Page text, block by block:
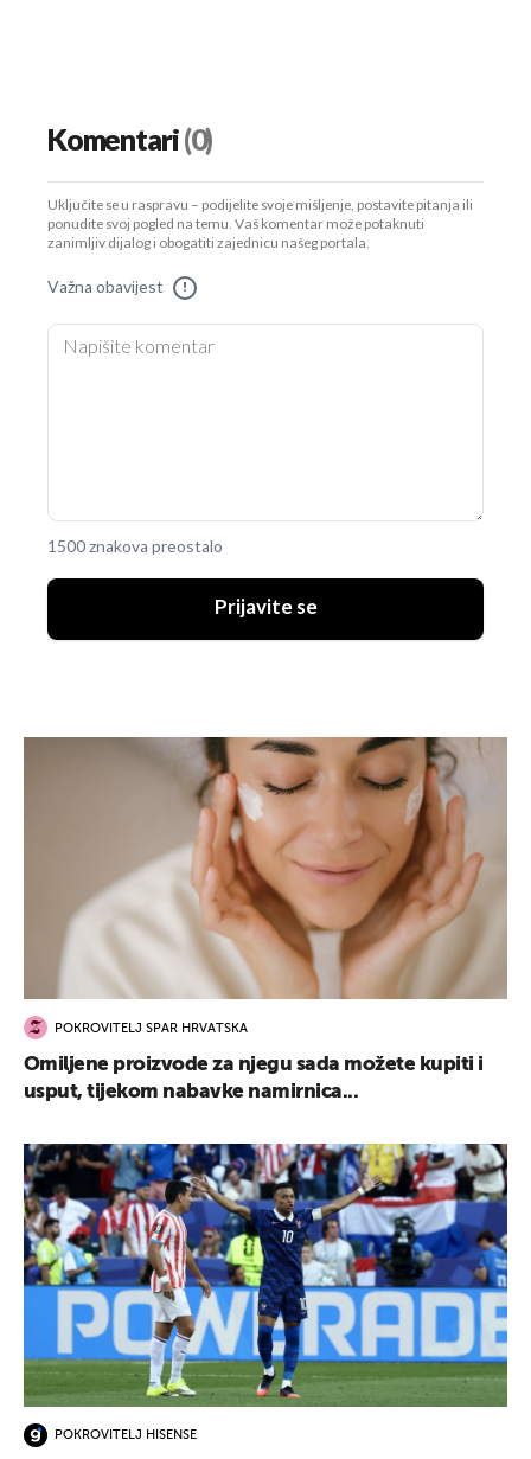
Komentari(0)
Uključite se u raspravu – podijelite svoje mišljenje, postavite pitanja ili
ponudite svoj pogled na temu. Vaš komentar može potaknuti
zanimljiv dijalog i obogatiti zajednicu našeg portala.
Važna obavijest !
1500 znakova preostalo
Prijavite se
POKROVITELJ SPAR HRVATSKA
Omiljene proizvode za njegu sada možete kupiti i
usput, tijekom nabavke namirnica...
POKROVITELJ HISENSE